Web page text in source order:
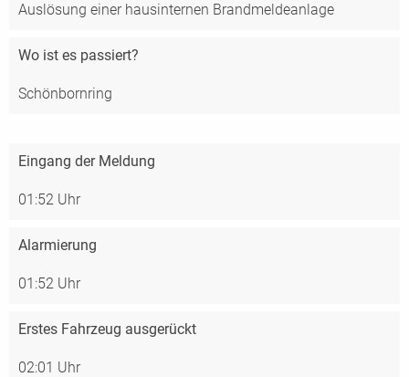
Auslösung einer hausinternen Brandmeldeanlage
Wo ist es passiert?
Schönbornring
Eingang der Meldung
01:52 Uhr
Alarmierung
01:52 Uhr
Erstes Fahrzeug ausgerückt
02:01 Uhr